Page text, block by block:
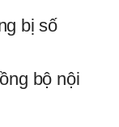
bị số
bộ nội